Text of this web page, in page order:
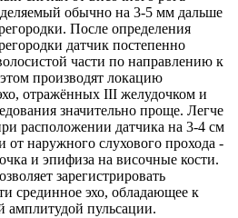
обычно на 3-5 мм дальше
После определения
датчик постепенно
части по направлению к
производят локацию
отражённых III желудочком и
значительно проще. Легче
расположении датчика на 3-4 см
от наружного слухового прохода -
и эпифиза на височные кости.
зарегистрировать
срединное эхо, обладающее к
амплитудой пульсации.